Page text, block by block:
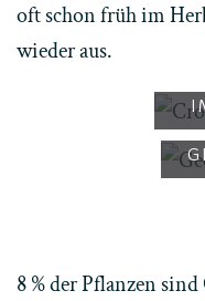
oft schon früh im
wieder aus.
8 % der Pflanzen sind